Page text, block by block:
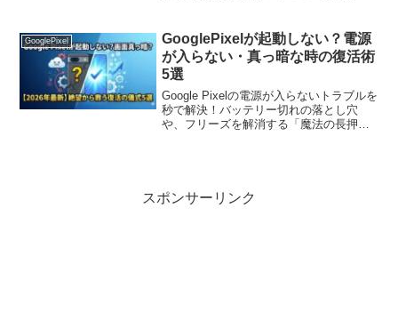
も紹介。大切なPixelを長く使い続けるた
めの簡単ステップを今すぐチェック！
GooglePixel
GooglePixelが起動しない？電源
が入らない・真っ暗な時の復活術
5選
Google Pixelの電源が入らないトラブルを
秒で解決！バッテリー切れの落とし穴
や、フリーズを解消する「魔法の長押
スポンサーリンク